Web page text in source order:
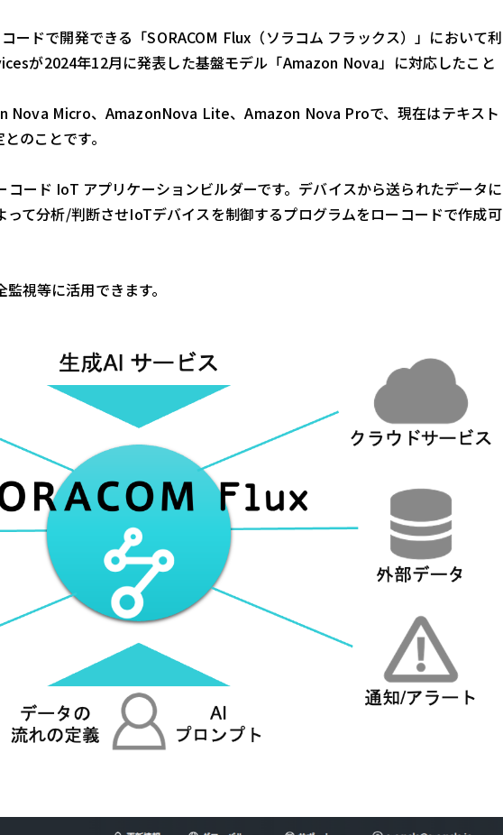
検索する
ードで開発できる「SORACOM Flux（ソラコム フラックス）」において利
が2024年12月に発表した基盤モデル「Amazon Nova」に対応したこと
Nova Micro、AmazonNova Lite、Amazon Nova Proで、現在はテキスト
のことです。
ード IoT アプリケーションビルダーです。デバイスから送られたデータに
て分析/判断させIoTデバイスを制御するプログラムをローコードで作成可
視等に活用できます。